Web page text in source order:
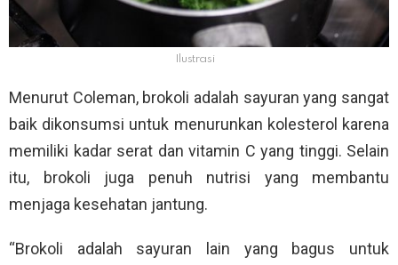
Ilustrasi
Menurut Coleman, brokoli adalah sayuran yang sangat
baik dikonsumsi untuk menurunkan kolesterol karena
memiliki kadar serat dan vitamin C yang tinggi. Selain
itu, brokoli juga penuh nutrisi yang membantu
menjaga kesehatan jantung.
“Brokoli adalah sayuran lain yang bagus untuk